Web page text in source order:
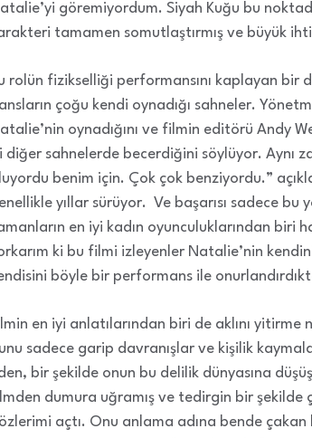
göremiyordum. Siyah Kuğu bu
tamamen somutlaştırmış ve büyük
rolün fizikselliği performansını kaplayan
çoğu kendi oynadığı sahneler.
oynadığını ve filmin editörü Andy
diğer sahnelerde becerdiğini söylüyor. Aynı
benim için. Çok çok benziyordu.”
yıllar sürüyor. Ve başarısı sadece
en iyi kadın oyunculuklarından
ki bu filmi izleyenler Natalie’nin
böyle bir performans ile
en iyi anlatılarından biri de aklını
sadece garip davranışlar ve kişilik
bir şekilde onun bu delilik dünyasına
dumura uğramış ve tedirgin bir şekilde
açtı. Onu anlama adına bende